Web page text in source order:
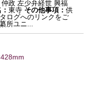
仲政 左少弁経世 興福
：東寺 その他事項：供
ログへのリンクをご
所ユニ...